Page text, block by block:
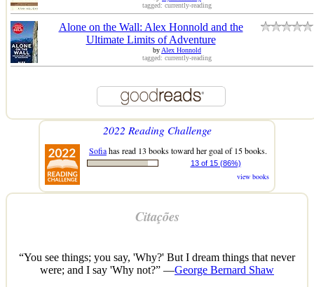
tagged: currently-reading
Alone on the Wall: Alex Honnold and the
Ultimate Limits of Adventure
byAlex Honnold
tagged: currently-reading
2022 Reading Challenge
Sofiahas read 13 books toward her goal of 15 books.
13 of 15 (86%)
view books
Citações
“You see things; you say, 'Why?' But I dream things that never
were; and I say 'Why not?” —George Bernard Shaw